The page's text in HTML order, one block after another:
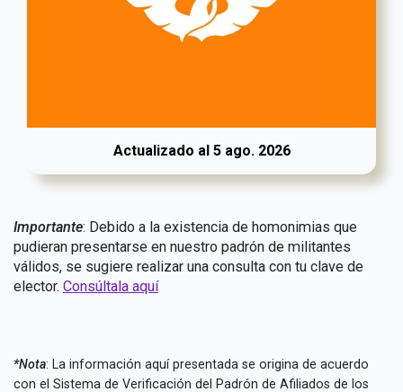
Actualizado al 5 ago. 2026
Importante: Debido a la existencia de homonimias que
pudieran presentarse en nuestro padrón de militantes
válidos, se sugiere realizar una consulta con tu clave de
elector. Consúltala aquí
*Nota: La información aquí presentada se origina de acuerdo
con el Sistema de Verificación del Padrón de Afiliados de los